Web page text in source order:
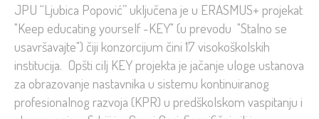
JPU “Ljubica Popović” uključena je u ERASMUS+ projekat
"Keep educating yourself -KEY" (u prevodu "Stalno se
usavršavajte") čiji konzorcijum čini 17 visokoškolskih
institucija. Opšti cilj KEY projekta je jačanje uloge ustanova
za obrazovanje nastavnika u sistemu kontinuiranog
profesionalnog razvoja (KPR) u predškolskom vaspitanju i